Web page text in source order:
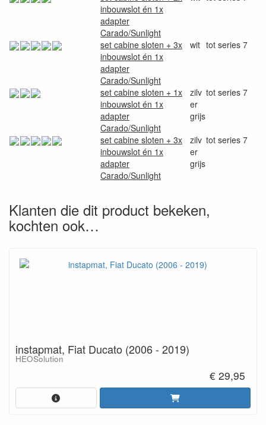
inbouwslot én 1x
adapter
Carado/Sunlight
set cabine sloten + 3x
inbouwslot én 1x
adapter
Carado/Sunlight
wit tot series 7
set cabine sloten + 1x
inbouwslot én 1x
adapter
Carado/Sunlight
zilv
er
grijs
tot series 7
set cabine sloten + 3x
inbouwslot én 1x
adapter
Carado/Sunlight
zilv
er
grijs
tot series 7
Klanten die dit product bekeken,
kochten ook…
instapmat, Fiat Ducato (2006 - 2019)
HEOSolution
€ 29,95